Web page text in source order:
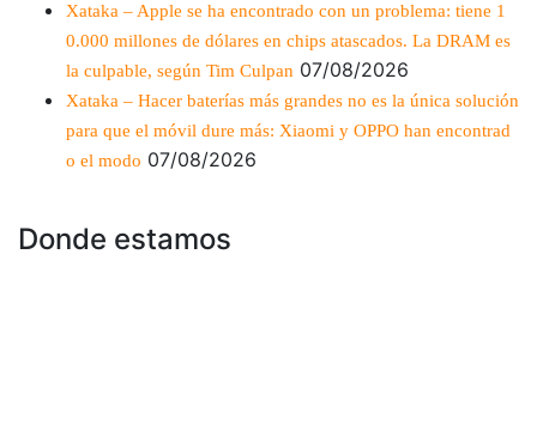
Xataka – Apple se ha encontrado con un problema: tiene 1
0.000 millones de dólares en chips atascados. La DRAM es
la culpable, según Tim Culpan 07/08/2026
Xataka – Hacer baterías más grandes no es la única solución
para que el móvil dure más: Xiaomi y OPPO han encontrad
o el modo 07/08/2026
Donde estamos